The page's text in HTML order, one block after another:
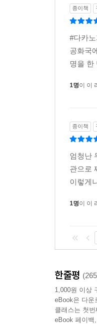
종이책
#다카
공화국
명을 한
1명이 이
종이책
엄청난
관으로
이렇게
1명이 이
한줄평
1,000원 이상
eBook은 다운
클래스는 첫
eBook 페이백